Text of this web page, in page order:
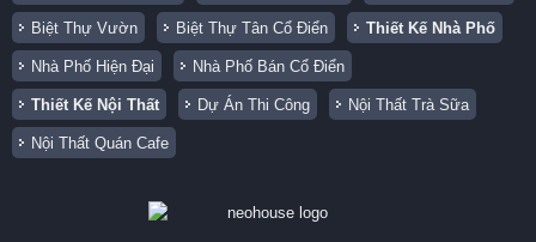
Biệt Thự Vườn Biệt Thự Tân Cổ Điển Thiết Kế Nhà Phố
Nhà Phố Hiện Đại Nhà Phố Bán Cổ Điển
Thiết Kế Nội Thất Dự Án Thi Công Nội Thất Trà Sữa
Nội Thất Quán Cafe